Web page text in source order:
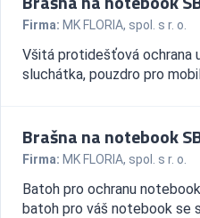
Firma: MK FLORIA, spol. s r. o.
Všitá protidešťová ochrana
sluchátka, pouzdro pro
Brašna na notebook
Firma: MK FLORIA, spol. s r. o.
Batoh pro ochranu
batoh pro váš notebook se